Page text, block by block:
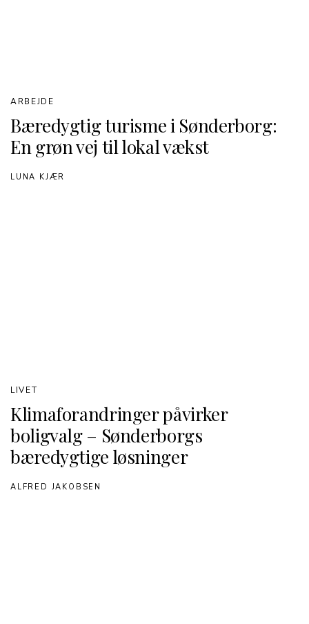
Bæredygtig turisme i Sønderborg:
En grøn vej til lokal vækst
ARBEJDE
LUNA KJÆR
Klimaforandringer påvirker
boligvalg – Sønderborgs
bæredygtige løsninger
LIVET
ALFRED JAKOBSEN